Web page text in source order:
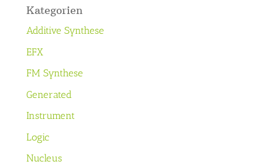
Kategorien
Additive Synthese
EFX
FM Synthese
Generated
Instrument
Logic
Nucleus